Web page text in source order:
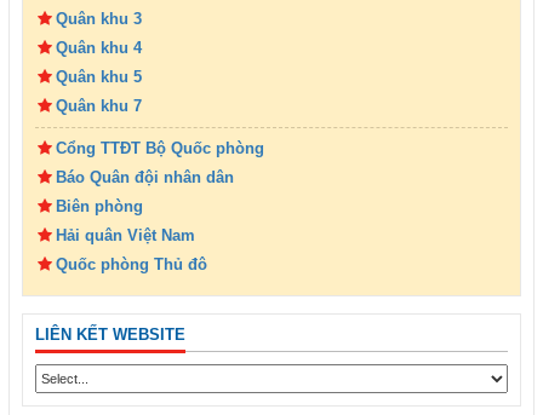
Quân khu 3
Quân khu 4
Quân khu 5
Quân khu 7
Cổng TTĐT Bộ Quốc phòng
Báo Quân đội nhân dân
Biên phòng
Hải quân Việt Nam
Quốc phòng Thủ đô
LIÊN KẾT WEBSITE